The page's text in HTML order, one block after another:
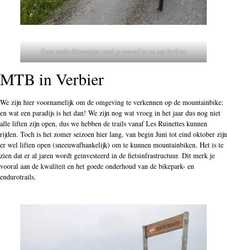
Deze steile klimmetjes vind je overal in en om Verbier
MTB in Verbier
We zijn hier voornamelijk om de omgeving te verkennen op de mountainbike:
en wat een paradijs is het dan! We zijn nog wat vroeg in het jaar dus nog niet
alle liften zijn open, dus we hebben de trails vanaf Les Ruinettes kunnen
rijden. Toch is het zomer seizoen hier lang, van begin Juni tot eind oktober zijn
er wel liften open (sneeuwafhankelijk) om te kunnen mountainbiken. Het is te
zien dat er al jaren wordt geinvesteerd in de fietsinfrastructuur. Dit merk je
vooral aan de kwaliteit en het goede onderhoud van de bikepark- en
endurotrails.